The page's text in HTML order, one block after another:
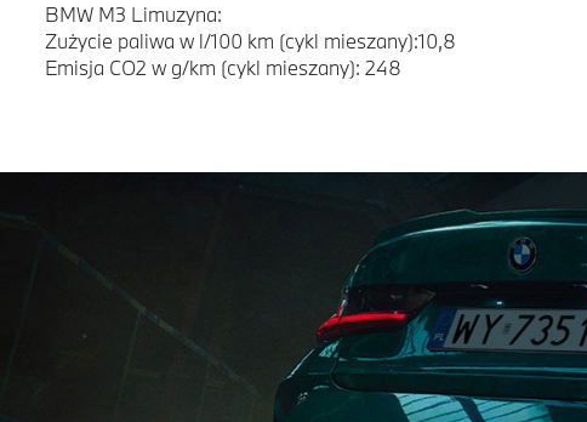
BMW M3 Limuzyna:
Zużycie paliwa w l/100 km (cykl mieszany):10,8
Emisja CO2 w g/km (cykl mieszany): 248